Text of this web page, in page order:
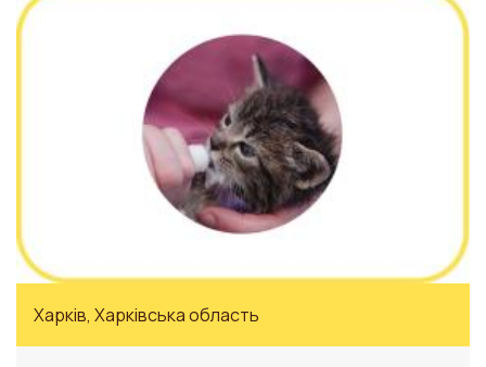
Харків, Харківська область